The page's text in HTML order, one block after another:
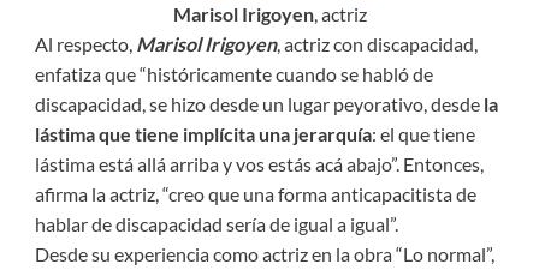
Marisol Irigoyen, actriz
Al respecto, Marisol Irigoyen, actriz con discapacidad,
enfatiza que “históricamente cuando se habló de
discapacidad, se hizo desde un lugar peyorativo, desde la
lástima que tiene implícita una jerarquía: el que tiene
lástima está allá arriba y vos estás acá abajo”. Entonces,
afirma la actriz, “creo que una forma anticapacitista de
hablar de discapacidad sería de igual a igual”.
Desde su experiencia como actriz en la obra “Lo normal”,